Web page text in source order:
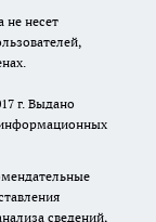
не несет
г. Выдано
сведений,